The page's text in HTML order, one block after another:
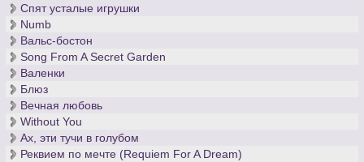
Спят усталые игрушки
Numb
Вальс-бостон
Song From A Secret Garden
Валенки
Блюз
Вечная любовь
Without You
Ах, эти тучи в голубом
Реквием по мечте (Requiem For A Dream)